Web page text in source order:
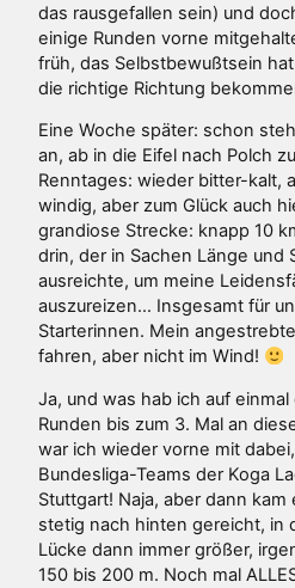
das rausgefallen sein) und
einige Runden vorne
früh, das Selbstbewußtsein
die richtige Richtung
Eine Woche später: schon
an, ab in die Eifel nach Polch
Renntages: wieder bitter-kalt,
windig, aber zum Glück auch
grandiose Strecke: knapp 10
drin, der in Sachen Länge und
ausreichte, um meine
auszureizen… Insgesamt für
Starterinnen. Mein
fahren, aber nicht im Wind!
Ja, und was hab ich auf
Runden bis zum 3. Mal an
war ich wieder vorne mit
Bundesliga-Teams der Koga
Stuttgart! Naja, aber dann
stetig nach hinten gereicht, in
Lücke dann immer größer,
150 bis 200 m. Noch mal